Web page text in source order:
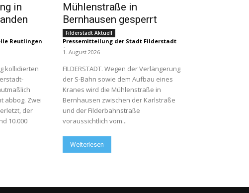
in
Reutlingen
kollidierten
abbog. Zwei
der
10.000
Mühlenstraße in
Bernhausen gesperrt
Filderstadt Aktuell
Pressemitteilung der Stadt Filderstadt
-
1. August 2026
FILDERSTADT. Wegen der Verlängerung
der S-Bahn sowie dem Aufbau eines
Kranes wird die Mühlenstraße in
Bernhausen zwischen der Karlstraße
und der Filderbahnstraße
voraussichtlich vom...
Weiterlesen